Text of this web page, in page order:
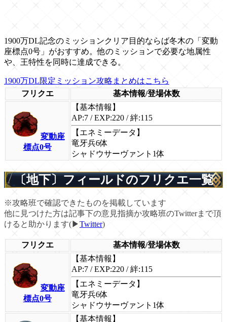
1900万DL記念のミッションクリア目的ならば冬木の「変動
座標点0号」がおすすめ。他のミッションで必要な地属性
や、王特性を同時に達成できる。
1900万DL限定ミッション攻略まとめはこちら
フリクエ
基本情報/登場体数
変動座
標点0号
【基本情報】
AP:7 / EXP:220 / 絆:115
【エネミーデータ】
竜牙兵6体
シャドウサーヴァント1体
〔地下〕フィールドのフリクエ一覧
※攻略班で確認できたものを掲載しています
他に見つけた方は記事下の意見指摘か攻略班のTwitterまで頂
けると助かります(▶Twitter)
フリクエ 基本情報/登場体数
変動座
標点0号
【基本情報】
AP:7 / EXP:220 / 絆:115
【エネミーデータ】
竜牙兵6体
シャドウサーヴァント1体
【基本情報】